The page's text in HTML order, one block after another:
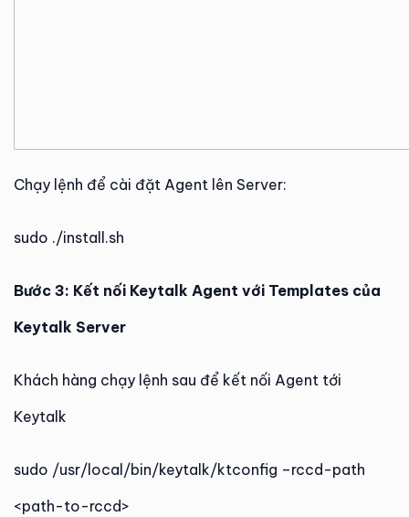
Chạy lệnh để cài đặt Agent lên Server:
sudo ./install.sh
Bước 3: Kết nối Keytalk Agent với Templates của
Keytalk Server
Khách hàng chạy lệnh sau để kết nối Agent tới
Keytalk
sudo /usr/local/bin/keytalk/ktconfig –rccd-path
<path-to-rccd>